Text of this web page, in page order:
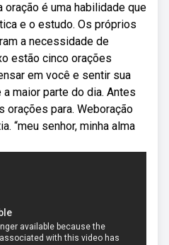
é uma habilidade que
e o estudo. Os próprios
a necessidade de
estão cinco orações
em você e sentir sua
maior parte do dia. Antes
orações para. Weboração
“meu senhor, minha alma